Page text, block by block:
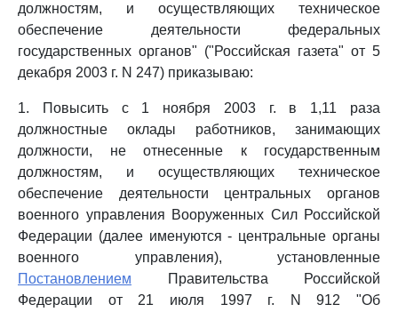
должностям, и осуществляющих техническое
обеспечение деятельности федеральных
государственных органов" ("Российская газета" от 5
декабря 2003 г. N 247) приказываю:
1. Повысить с 1 ноября 2003 г. в 1,11 раза
должностные оклады работников, занимающих
должности, не отнесенные к государственным
должностям, и осуществляющих техническое
обеспечение деятельности центральных органов
военного управления Вооруженных Сил Российской
Федерации (далее именуются - центральные органы
военного управления), установленные
Постановлением Правительства Российской
Федерации от 21 июля 1997 г. N 912 "Об